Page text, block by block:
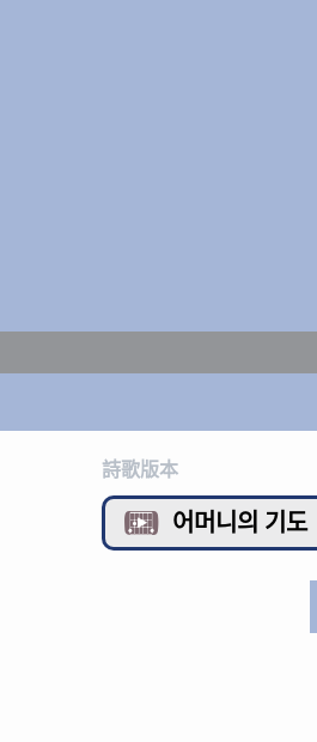
詩歌版本
 어머니의 기도